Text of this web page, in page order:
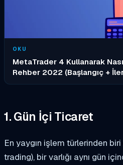
OKU
MetaTrader 4 Kullanarak
Rehber 2022 (Başlangıç +
1. Gün İçi Ticaret
En yaygın işlem türlerinden
trading), bir varlığı aynı gün